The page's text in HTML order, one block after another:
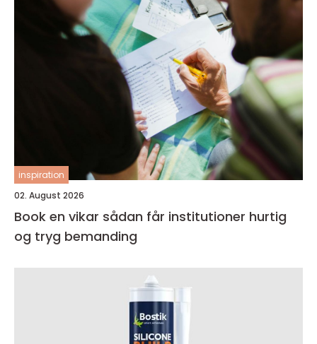
inspiration
02. August 2026
Book en vikar sådan får institutioner hurtig
og tryg bemanding